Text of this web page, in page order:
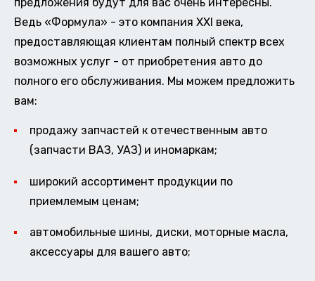
Ведь «Формула» - это компания XXI века,
предоставляющая клиентам полный спектр всех
возможных услуг - от приобретения авто до
полного его обслуживания. Мы можем предложить
вам:
продажу запчастей к отечественным авто
(запчасти ВАЗ, УАЗ) и иномаркам;
широкий ассортимент продукции по
приемлемым ценам;
автомобильные шины, диски, моторные масла,
аксессуары для вашего авто;